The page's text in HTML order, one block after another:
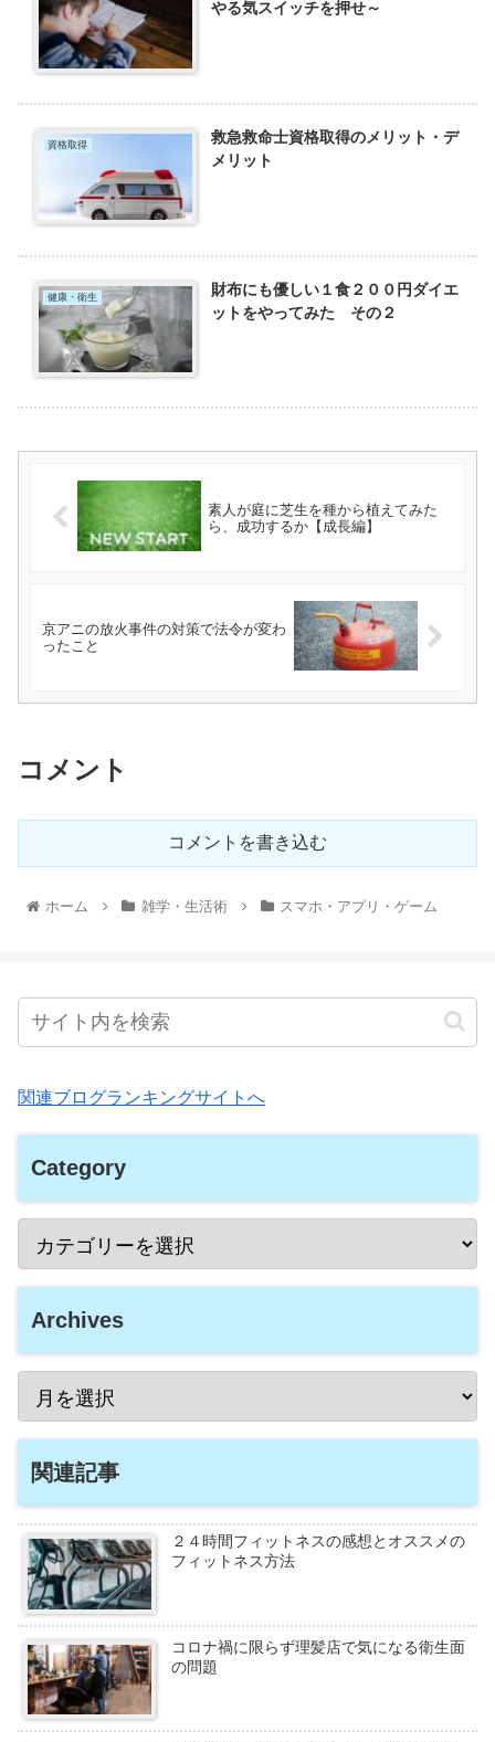
やる気スイッチを押せ～
資格取得
救急救命士資格取得のメリット・デ
メリット
健康・衛生
財布にも優しい１食２００円ダイエ
ットをやってみた その２
素人が庭に芝生を種から植えてみた
ら、成功するか【成長編】
京アニの放火事件の対策で法令が変わ
ったこと
コメント
コメントを書き込む
ホーム 雑学・生活術 スマホ・アプリ・ゲーム
関連ブログランキングサイトへ
Category
Archives
関連記事
２４時間フィットネスの感想とオススメの
フィットネス方法
コロナ禍に限らず理髪店で気になる衛生面
の問題